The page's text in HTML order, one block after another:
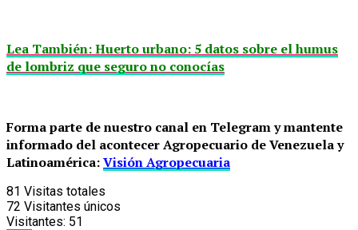
Lea También: Huerto urbano: 5 datos sobre el humus
de lombriz que seguro no conocías
Forma parte de nuestro canal en Telegram y mantente
informado del acontecer Agropecuario de Venezuela y
Latinoamérica:Visión Agropecuaria
81 Visitas totales
72 Visitantes únicos
Visitantes: 51